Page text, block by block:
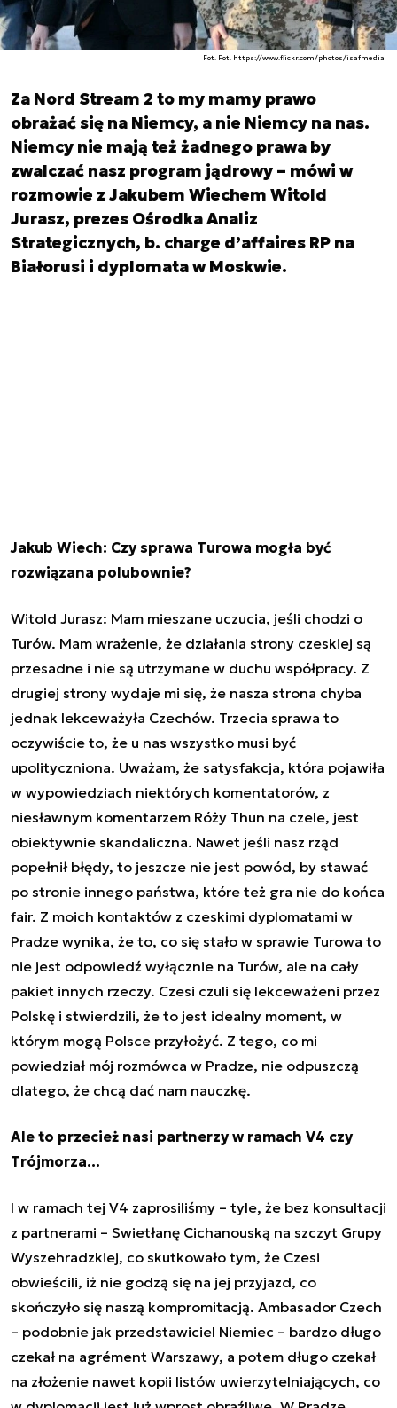
Fot. Fot. https://www.flickr.com/photos/isafmedia
Za Nord Stream 2 to my mamy prawo
obrażać się na Niemcy, a nie Niemcy na nas.
Niemcy nie mają też żadnego prawa by
zwalczać nasz program jądrowy – mówi w
rozmowie z Jakubem Wiechem Witold
Jurasz, prezes Ośrodka Analiz
Strategicznych, b. charge d’affaires RP na
Białorusi i dyplomata w Moskwie.
Jakub Wiech: Czy sprawa Turowa mogła być
rozwiązana polubownie?
Witold Jurasz: Mam mieszane uczucia, jeśli chodzi o
Turów. Mam wrażenie, że działania strony czeskiej są
przesadne i nie są utrzymane w duchu współpracy. Z
drugiej strony wydaje mi się, że nasza strona chyba
jednak lekceważyła Czechów. Trzecia sprawa to
oczywiście to, że u nas wszystko musi być
upolityczniona. Uważam, że satysfakcja, która pojawiła
w wypowiedziach niektórych komentatorów, z
niesławnym komentarzem Róży Thun na czele, jest
obiektywnie skandaliczna. Nawet jeśli nasz rząd
popełnił błędy, to jeszcze nie jest powód, by stawać
po stronie innego państwa, które też gra nie do końca
fair. Z moich kontaktów z czeskimi dyplomatami w
Pradze wynika, że to, co się stało w sprawie Turowa to
nie jest odpowiedź wyłącznie na Turów, ale na cały
pakiet innych rzeczy. Czesi czuli się lekceważeni przez
Polskę i stwierdzili, że to jest idealny moment, w
którym mogą Polsce przyłożyć. Z tego, co mi
powiedział mój rozmówca w Pradze, nie odpuszczą
dlatego, że chcą dać nam nauczkę.
Ale to przecież nasi partnerzy w ramach V4 czy
Trójmorza…
I w ramach tej V4 zaprosiliśmy – tyle, że bez konsultacji
z partnerami – Swietłanę Cichanouską na szczyt Grupy
Wyszehradzkiej, co skutkowało tym, że Czesi
obwieścili, iż nie godzą się na jej przyjazd, co
skończyło się naszą kompromitacją. Ambasador Czech
– podobnie jak przedstawiciel Niemiec – bardzo długo
czekał na agrément Warszawy, a potem długo czekał
na złożenie nawet kopii listów uwierzytelniających, co